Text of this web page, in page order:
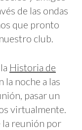
de las ondas
que pronto
club.
Historia de
la noche a las
pasar un
virtualmente.
la reunión por